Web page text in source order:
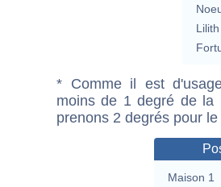
Lilith
* Comme il est
moins de 1 degré de la
prenons 2 degrés pour
Maison 1